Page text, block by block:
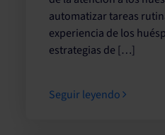
automatizar tareas
experiencia de los
estrategias de […]
Seguir leyendo